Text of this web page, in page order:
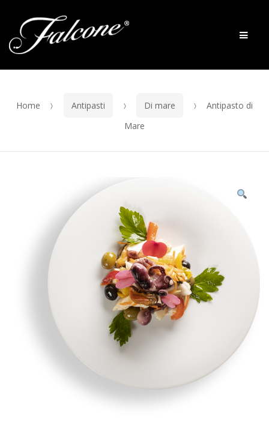
Skip to navigation
Skip to content
Home Antipasti Di mare
Antipasto di
Mare